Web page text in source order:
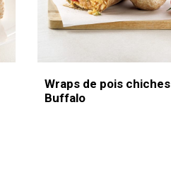
Wraps de pois chiches
Buffalo